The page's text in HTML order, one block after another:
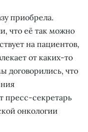
приобрела.
что её так можно
на пациентов,
от каких-то
договорились, что
пресс-секретарь
онкологии